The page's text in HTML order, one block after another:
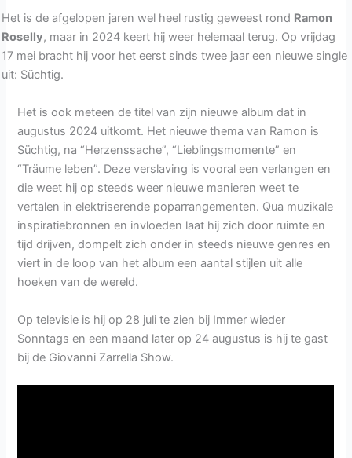
Het is de afgelopen jaren wel heel rustig geweest rond Ramon
Roselly, maar in 2024 keert hij weer helemaal terug. Op vrijdag
17 mei bracht hij voor het eerst sinds twee jaar een nieuwe single
uit: Süchtig.
Het is ook meteen de titel van zijn nieuwe album dat in
augustus 2024 uitkomt. Het nieuwe thema van Ramon is
Süchtig, na “Herzenssache”, “Lieblingsmomente” en
“Träume leben”. Deze verslaving is vooral een verlangen en
die weet hij op steeds weer nieuwe manieren weet te
vertalen in elektriserende poparrangementen. Qua muzikale
inspiratiebronnen en invloeden laat hij zich door ruimte en
tijd drijven, dompelt zich onder in steeds nieuwe genres en
viert in de loop van het album een aantal stijlen uit alle
hoeken van de wereld.
Op televisie is hij op 28 juli te zien bij Immer wieder
Sonntags en een maand later op 24 augustus is hij te gast
bij de Giovanni Zarrella Show.